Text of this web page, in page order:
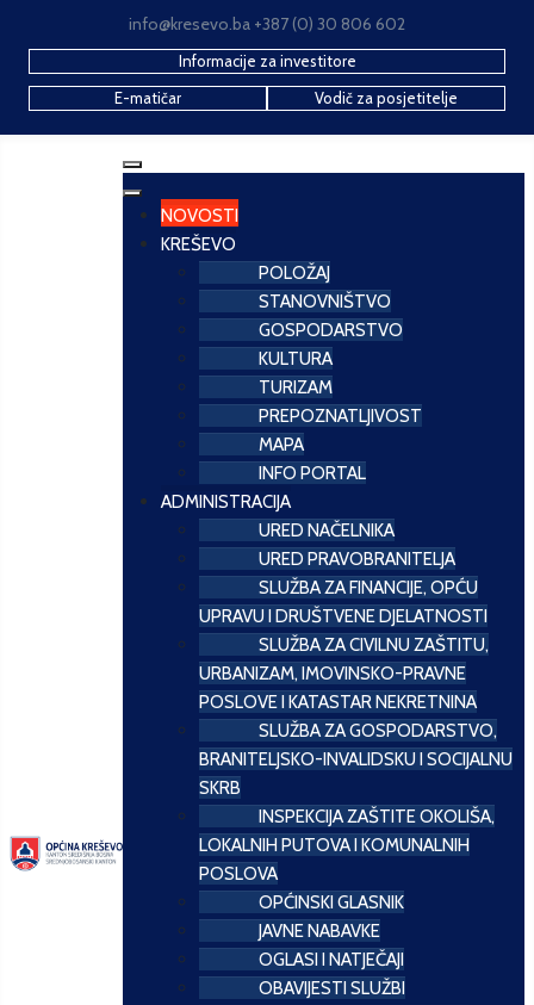
info@kresevo.ba +387 (0) 30 806 602
Informacije za investitore
E-matičar
Vodič za posjetitelje
NOVOSTI
KREŠEVO
POLOŽAJ
STANOVNIŠTVO
GOSPODARSTVO
KULTURA
TURIZAM
PREPOZNATLJIVOST
MAPA
INFO PORTAL
ADMINISTRACIJA
URED NAČELNIKA
URED PRAVOBRANITELJA
SLUŽBA ZA FINANCIJE, OPĆU
UPRAVU I DRUŠTVENE DJELATNOSTI
SLUŽBA ZA CIVILNU ZAŠTITU,
URBANIZAM, IMOVINSKO-PRAVNE
POSLOVE I KATASTAR NEKRETNINA
SLUŽBA ZA GOSPODARSTVO,
BRANITELJSKO-INVALIDSKU I SOCIJALNU
SKRB
INSPEKCIJA ZAŠTITE OKOLIŠA,
LOKALNIH PUTOVA I KOMUNALNIH
POSLOVA
OPĆINSKI GLASNIK
JAVNE NABAVKE
OGLASI I NATJEČAJI
OBAVIJESTI SLUŽBI